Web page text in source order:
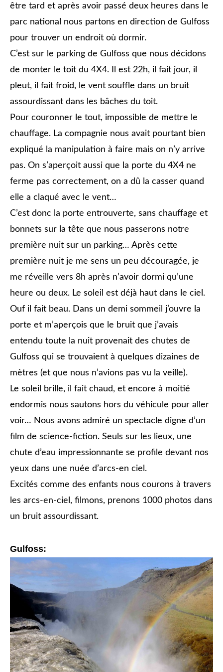
être tard et après avoir passé deux heures dans le
parc national nous partons en direction de Gulfoss
pour trouver un endroit où dormir.
C’est sur le parking de Gulfoss que nous décidons
de monter le toit du 4X4. Il est 22h, il fait jour, il
pleut, il fait froid, le vent souffle dans un bruit
assourdissant dans les bâches du toit.
Pour couronner le tout, impossible de mettre le
chauffage. La compagnie nous avait pourtant bien
expliqué la manipulation à faire mais on n’y arrive
pas. On s’aperçoit aussi que la porte du 4X4 ne
ferme pas correctement, on a dû la casser quand
elle a claqué avec le vent…
C’est donc la porte entrouverte, sans chauffage et
bonnets sur la tête que nous passerons notre
première nuit sur un parking… Après cette
première nuit je me sens un peu découragée, je
me réveille vers 8h après n’avoir dormi qu’une
heure ou deux. Le soleil est déjà haut dans le ciel.
Ouf il fait beau. Dans un demi sommeil j’ouvre la
porte et m’aperçois que le bruit que j’avais
entendu toute la nuit provenait des chutes de
Gulfoss qui se trouvaient à quelques dizaines de
mètres (et que nous n’avions pas vu la veille).
Le soleil brille, il fait chaud, et encore à moitié
endormis nous sautons hors du véhicule pour aller
voir… Nous avons admiré un spectacle digne d’un
film de science-fiction. Seuls sur les lieux, une
chute d’eau impressionnante se profile devant nos
yeux dans une nuée d’arcs-en ciel.
Excités comme des enfants nous courons à travers
les arcs-en-ciel, filmons, prenons 1000 photos dans
un bruit assourdissant.
Gulfoss: